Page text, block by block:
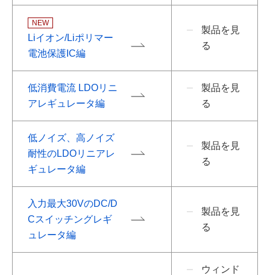
NEW
Liイオン/Liポリマー
電池保護IC編
製品を見
る
低消費電流 LDOリニ
アレギュレータ編
製品を見
る
低ノイズ、高ノイズ
耐性のLDOリニアレ
ギュレータ編
製品を見
る
入力最大30VのDC/D
Cスイッチングレギ
ュレータ編
製品を見
る
ウィンド